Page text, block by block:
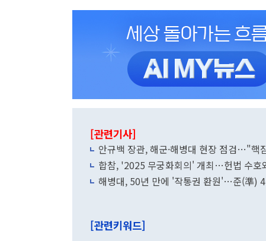
[관련기사]
안규백 장관, 해군·해병대 현장 점검…"핵
합참, '2025 무궁화회의' 개최…헌법 수호
해병대, 50년 만에 '작통권 환원'…준(準)
[관련키워드]